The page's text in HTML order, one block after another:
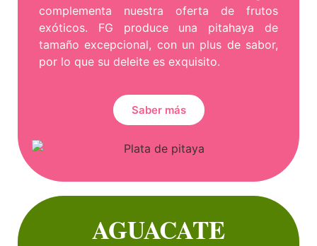
complementa nuestra oferta de frutos
exóticos. FG produce una pitahaya de
tamaño excepcional, con un plus de sabor,
por lo que su deleite es exquisito.
Saber más
AGUACATE